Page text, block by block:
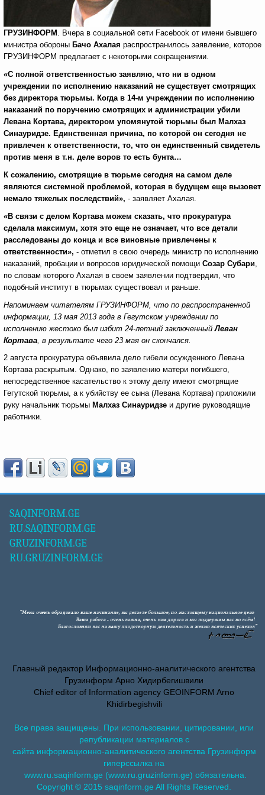
ГРУЗИНФОРМ . Вчера в социальной сети Facebook от имени бывшего
министра обороны Бачо Ахалая распространилось заявление, которое
ГРУЗИНФОРМ предлагает с некоторыми сокращениями.
«С полной ответственностью заявляю, что ни в одном
учреждении по исполнению наказаний не существует смотрящих
без директора тюрьмы. Когда в 14-м учреждении по исполнению
наказаний по поручению смотрящих и администрации убили
Левана Кортава, директором упомянутой тюрьмы был Малхаз
Синауридзе. Единственная причина, по которой он сегодня не
привлечен к ответственности, то, что он единственный свидетель
против меня в т.н. деле воров то есть бунта…
К сожалению, смотрящие в тюрьме сегодня на самом деле
являются системной проблемой, которая в будущем еще вызовет
немало тяжелых последствий», - заявляет Ахалая.
«В связи с делом Кортава можем сказать, что прокуратура
сделала максимум, хотя это еще не означает, что все детали
расследованы до конца и все виновные привлечены к
ответственности», - отметил в свою очередь министр по исполнению
наказаний, пробации и вопросов юридической помощи Созар Субари,
по словам которого Ахалая в своем заявлении подтвердил, что
подобный институт в тюрьмах существовал и раньше.
Напоминаем читателям ГРУЗИНФОРМ, что по распространенной
информации, 13 мая 2013 года в Гегутском учреждении по
исполнению жестоко был избит 24-летний заключенныйЛеван
Кортава, в результате чего 23 мая он скончался.
2 августа прокуратура объявила дело гибели осужденного Левана
Кортава раскрытым. Однако, по заявлению матери погибшего,
непосредственное касательство к этому делу имеют смотрящие
Гегутской тюрьмы, а к убийству ее сына (Левана Кортава) приложили
руку начальник тюрьмы Малхаз Синауридзе и другие руководящие
работники.
SAQINFORM.GE
RU.SAQINFORM.GE
GRUZINFORM.GE
RU.GRUZINFORM.GE
Главный редактор Информационно-аналитического агентства
Грузинформ Арно Хидирбегишвили
Chief editor of Information agency GEOINFORM Arno
Khidirbegishvili
Все права защищены. При использовании, цитировании, или
републикации материалов с
сайта информационно-аналитического агентства Грузинформ
гиперссылка на
www.ru.saqinform.ge (www.ru.gruzinform.ge) обязательна.
Copyright © 2015 saqinform.ge All Rights Reserved.